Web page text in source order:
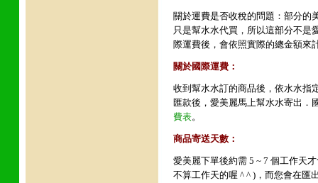
關於運費是否收稅的問題 ：部分的
只是幫水水代買，所以這部分不是
際運費後，會依照實際的總金額來
關於國際運費：
收到幫水水訂的商品後，依水水指
匯款後，愛美麗馬上幫水水寄出．
費表。
商品寄送天數：
愛美麗下單後約需 5 ~ 7 個工作天
不算工作天的喔 ^ ^ )，而您會在匯